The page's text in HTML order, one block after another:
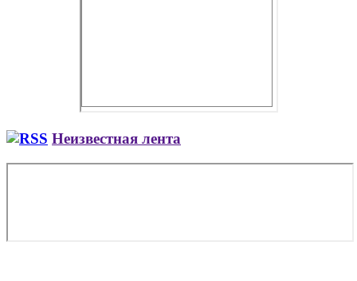
Неизвестная лента